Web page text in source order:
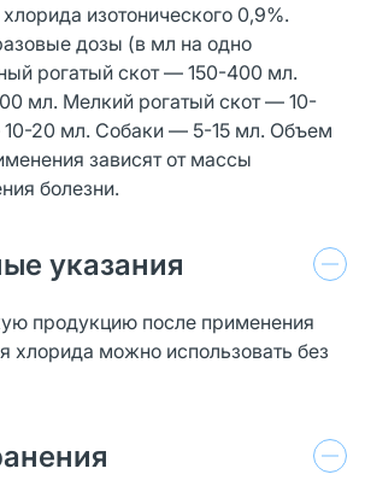
изотонического 0,9%.
дозы (в мл на одно
рогатый скот — 150-400 мл.
мл. Мелкий рогатый скот — 10-
20 мл. Собаки — 5-15 мл. Объем
зависят от массы
болезни.
указания
продукцию после применения
хлорида можно использовать без